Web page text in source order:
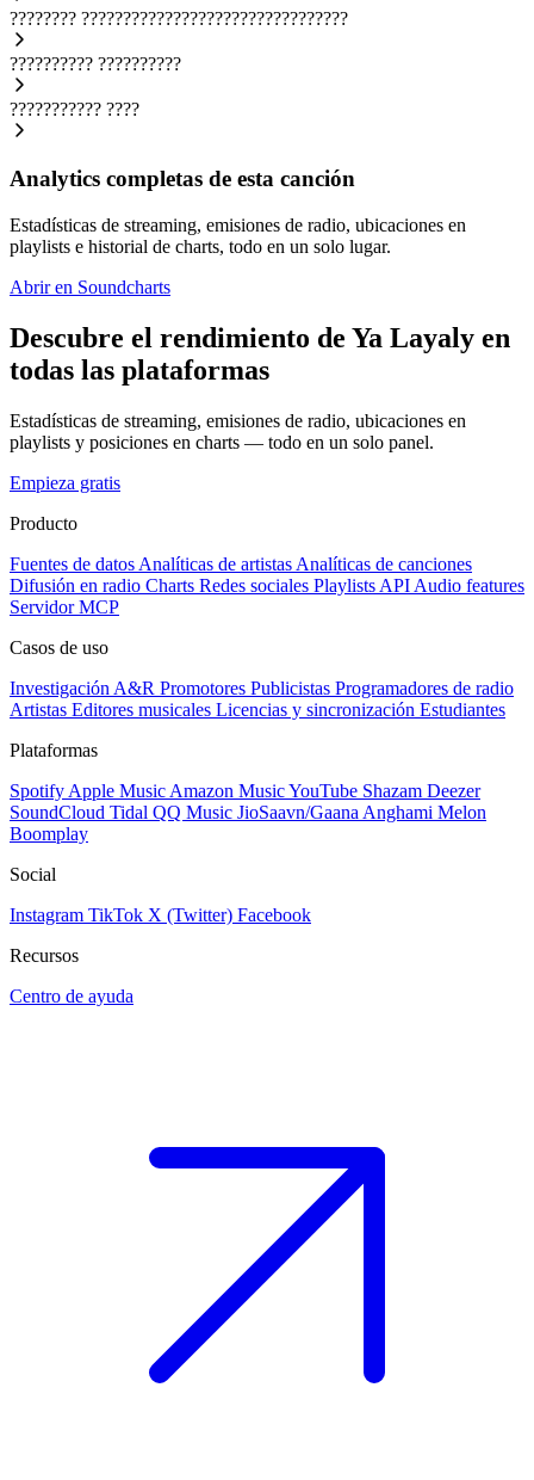
???????? ????????????????????????????????
?????????? ??????????
??????????? ????
Analytics completas de esta canción
Estadísticas de streaming, emisiones de radio, ubicaciones en
playlists e historial de charts, todo en un solo lugar.
Abrir en Soundcharts
Descubre el rendimiento de Ya Layaly en
todas las plataformas
Estadísticas de streaming, emisiones de radio, ubicaciones en
playlists y posiciones en charts — todo en un solo panel.
Empieza gratis
Producto
Fuentes de datos Analíticas de artistas Analíticas de canciones
Difusión en radio Charts Redes sociales Playlists API Audio features
Servidor MCP
Casos de uso
Investigación A&R Promotores Publicistas Programadores de radio
Artistas Editores musicales Licencias y sincronización Estudiantes
Plataformas
Spotify Apple Music Amazon MusicYouTube Shazam Deezer
SoundCloud Tidal QQ Music JioSaavn/Gaana Anghami Melon
Boomplay
Social
Instagram TikTok X (Twitter) Facebook
Recursos
Centro de ayuda